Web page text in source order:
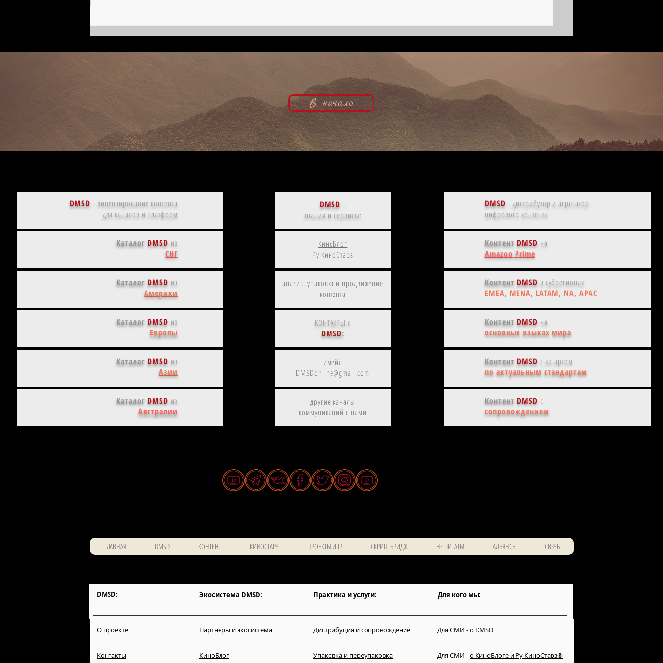
Евгения Леонтович, кинобиография
Джордж Гейнс, кинобиография
кинобиография
В начало
DMSD - лицензирование контента
для каналов и платформ
КаталогDMSD из
СНГ
КаталогDMSD из
Америки
КаталогDMSD из
Европы
КаталогDMSD из
Азии
КаталогDMSD из
Австралии
DMSD -
знания и сервисы:
КиноБлог
Ру КиноСтарз
анализ, упаковка и продвижение
контента
КОНТАКТЫ с
DMSD:
имейл
DMSDonline@gmail.com
другие каналы
коммуникаций с нами
DMSD - дистрибутор и агрегатор
цифрового контента
Контент DMSD на
Amazon Prime
Контент DMSD в субрегионах
EMEA, MENA, LATAM, NA, APAC
Контент DMSD на
основных языках мира
Контент DMSD с ки-артом
по актуальным стандартам
Контент DMSD с
сопровождением
ГЛАВНАЯ DMSD КОНТЕНТ КИНОСТАРЗ ПРОЕКТЫ И IP СКРИПТБРИДЖ НЕ ЧИТАТЬ! АЛЬЯНСЫ СВЯЗЬ
DMSD: Экосистема DMSD: Практика и услуги: Для кого мы:
О проекте Партнёры и экосистема Дистрибуция и сопровождение Для СМИ -о DMSD
Контакты КиноБлог Упаковка и переупаковка Для СМИ -о КиноБлоге и Ру КиноСтарз®